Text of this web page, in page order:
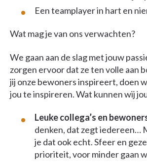
Een teamplayer in hart en
Wat mag je van ons verwachten?
We gaan aan de slag met jouw
zorgen ervoor dat ze ten volle aan
jij onze bewoners inspireert, doen
jou te inspireren. Wat kunnen wij
Leuke collega’s en
denken, dat zegt iedereen…
je dat ook echt. Sfeer en
prioriteit, voor minder gaan